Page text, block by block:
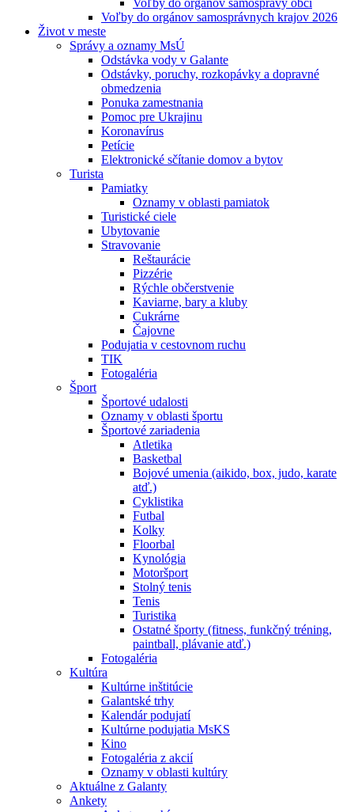
Voľby do orgánov samosprávy obcí
Voľby do orgánov samosprávnych krajov 2026
Život v meste
Správy a oznamy MsÚ
Odstávka vody v Galante
Odstávky, poruchy, rozkopávky a dopravné
obmedzenia
Ponuka zamestnania
Pomoc pre Ukrajinu
Koronavírus
Petície
Elektronické sčítanie domov a bytov
Turista
Pamiatky
Oznamy v oblasti pamiatok
Turistické ciele
Ubytovanie
Stravovanie
Reštaurácie
Pizzérie
Rýchle občerstvenie
Kaviarne, bary a kluby
Cukrárne
Čajovne
Podujatia v cestovnom ruchu
TIK
Fotogaléria
Šport
Športové udalosti
Oznamy v oblasti športu
Športové zariadenia
Atletika
Basketbal
Bojové umenia (aikido, box, judo, karate
atď.)
Cyklistika
Futbal
Kolky
Floorbal
Kynológia
Motoršport
Stolný tenis
Tenis
Turistika
Ostatné športy (fitness, funkčný tréning,
paintball, plávanie atď.)
Fotogaléria
Kultúra
Kultúrne inštitúcie
Galantské trhy
Kalendár podujatí
Kultúrne podujatia MsKS
Kino
Fotogaléria z akcií
Oznamy v oblasti kultúry
Aktuálne z Galanty
Ankety